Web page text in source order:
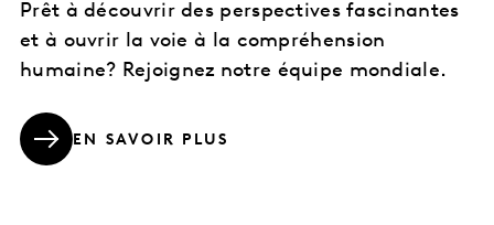
Prêt à découvrir des perspectives fascinantes
et à ouvrir la voie à la compréhension
humaine? Rejoignez notre équipe mondiale.
EN SAVOIR PLUS